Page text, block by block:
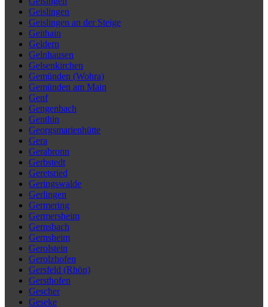
Geislingen
Geislingen an der Steige
Geithain
Geldern
Gelnhausen
Gelsenkirchen
Gemünden (Wohra)
Gemünden am Main
Genf
Gengenbach
Genthin
Georgsmarienhütte
Gera
Gerabronn
Gerbstedt
Geretsried
Geringswalde
Gerlingen
Germering
Germersheim
Gernsbach
Gernsheim
Gerolstein
Gerolzhofen
Gersfeld (Rhön)
Gersthofen
Gescher
Geseke